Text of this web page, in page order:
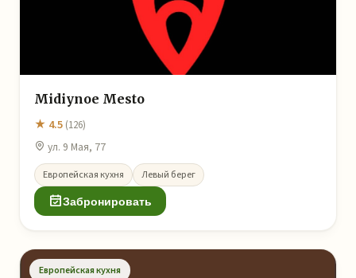
Midiynoe Mesto
★ 4.5 (126)
ул. 9 Мая, 77
Европейская кухня Левый берег
Забронировать
Европейская кухня